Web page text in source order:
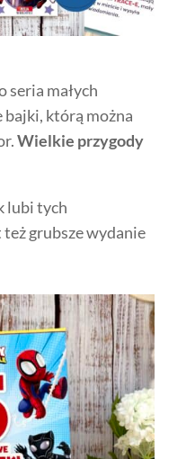
seria małych
bajki, którą można
Wielkie przygody
lubi tych
grubsze wydanie